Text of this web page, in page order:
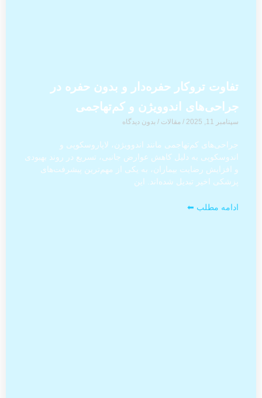
تفاوت تروکار حفره‌دار و بدون حفره در
جراحی‌های اندوویژن و کم‌تهاجمی
سپتامبر 11, 2025 / مقالات / بدون دیدگاه
جراحی‌های کم‌تهاجمی مانند اندوویژن، لاپاروسکوپی و
اندوسکوپی به دلیل کاهش عوارض جانبی، تسریع در روند بهبودی
و افزایش رضایت بیماران، به یکی از مهم‌ترین پیشرفت‌های
پزشکی اخیر تبدیل شده‌اند. این
ادامه مطلب ⬅